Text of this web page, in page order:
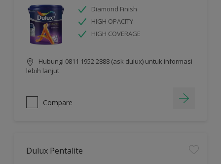
Diamond Finish
HIGH OPACITY
HIGH COVERAGE
Hubungi 0811 1952 2888 (ask dulux) untuk informasi
lebih lanjut
Compare
Dulux Pentalite